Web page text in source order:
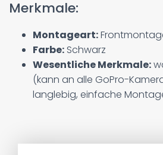
Merkmale:
Montageart:
Farbe: Schwarz
Wesentliche Merkmale:
(kann an alle GoPro-
langlebig, einfache